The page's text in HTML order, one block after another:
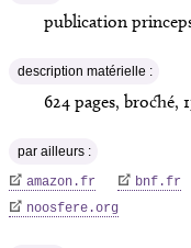
publication
description matérielle :
624 pages, broché,
par ailleurs :
amazon.fr
bnf.fr
noosfere.org